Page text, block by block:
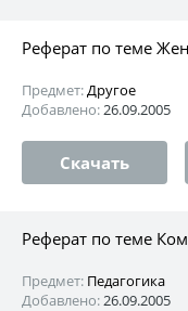
Реферат по теме
Предмет:Другое
Добавлено:26.09.2005
Скачать
Реферат по теме
Предмет: Педагогика
Добавлено:26.09.2005